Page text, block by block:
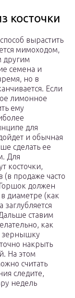
косточки
вырастить
мимоходом,
другим
семена и
но в
Если
лимонное
ему
для
и обычная
сделать ее
Для
косточки,
продаже часто
должен
диаметре (как
ставим
как
зернышку
накрыть
На этом
считать
следите,
недель